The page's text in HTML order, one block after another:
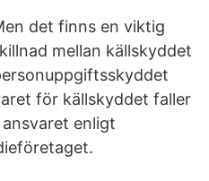
det finns en viktig
mellan källskyddet
för källskyddet faller
enligt